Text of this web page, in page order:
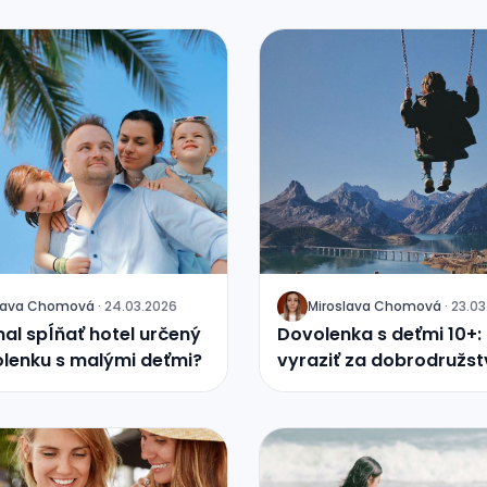
Chomová · 24.03.2026
spĺňať hotel určený
s malými deťmi?
J Miroslava Chomová ·
Dovolenka s deťmi
vyraziť za